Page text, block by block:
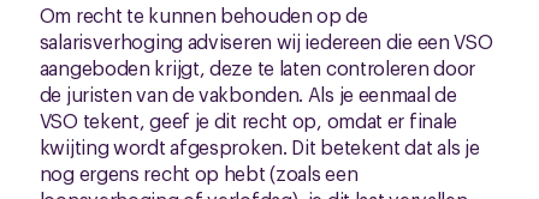
Om recht te kunnen behouden op de
salarisverhoging adviseren wij iedereen die een VSO
aangeboden krijgt, deze te laten controleren door
de juristen van de vakbonden. Als je eenmaal de
VSO tekent, geef je dit recht op, omdat er finale
kwijting wordt afgesproken. Dit betekent dat als je
nog ergens recht op hebt (zoals een